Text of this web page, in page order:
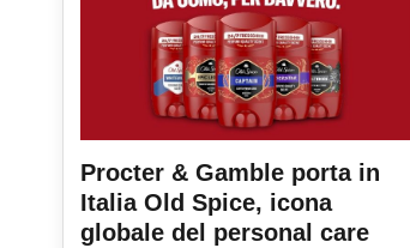
Procter & Gamble porta in
Italia Old Spice, icona
globale del personal care